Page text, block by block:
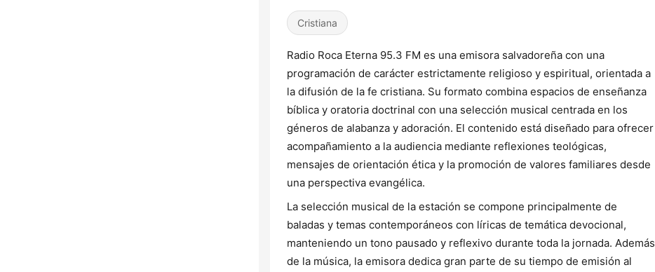
Cristiana
Radio Roca Eterna 95.3 FM es una emisora salvadoreña con una
programación de carácter estrictamente religioso y espiritual, orientada a
la difusión de la fe cristiana. Su formato combina espacios de enseñanza
bíblica y oratoria doctrinal con una selección musical centrada en los
géneros de alabanza y adoración. El contenido está diseñado para ofrecer
acompañamiento a la audiencia mediante reflexiones teológicas,
mensajes de orientación ética y la promoción de valores familiares desde
una perspectiva evangélica.
La selección musical de la estación se compone principalmente de
baladas y temas contemporáneos con líricas de temática devocional,
manteniendo un tono pausado y reflexivo durante toda la jornada. Además
de la música, la emisora dedica gran parte de su tiempo de emisión al